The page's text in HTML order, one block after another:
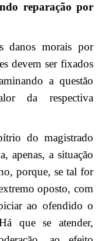
reparação por
danos morais por
devem ser fixados
a questão
da respectiva
do magistrado
apenas, a situação
porque, se tal for
oposto, com
ao ofendido o
que se atender,